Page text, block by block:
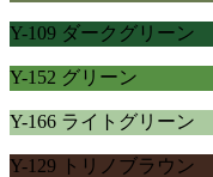
Y-109 ダークグリーン
Y-152 グリーン
Y-166 ライトグリーン
Y-129 トリノブラウン